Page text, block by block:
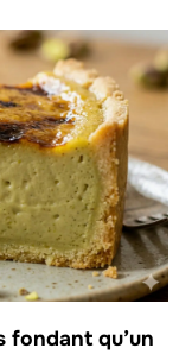
fondant qu’un